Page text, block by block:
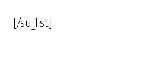
[/su_list]